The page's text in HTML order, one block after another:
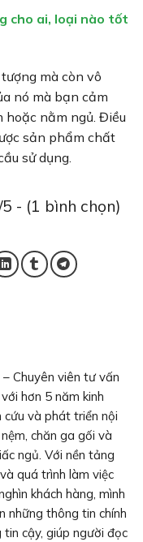
cho ai, loại nào tốt
mà còn vô
nó mà bạn cảm
nằm ngủ. Điều
sản phẩm chất
sử dụng.
- (1 bình chọn)
Chuyên viên tư vấn
hơn 5 năm kinh
cứu và phát triển nội
chăn ga gối và
ngủ. Với nền tảng
quá trình làm việc
khách hàng, mình
những thông tin chính
cậy, giúp người đọc